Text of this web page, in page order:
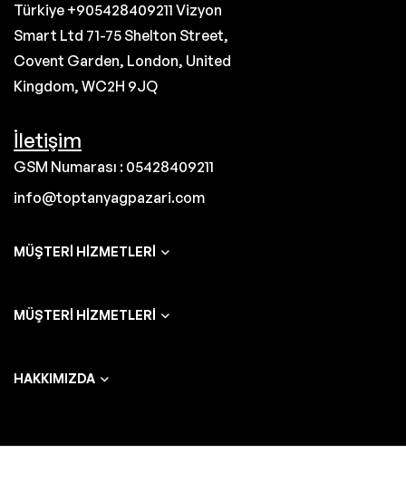
Türkiye +905428409211 Vizyon
Smart Ltd 71-75 Shelton Street,
Covent Garden, London, United
Kingdom, WC2H 9JQ
İletişim
GSM Numarası : 05428409211
info@toptanyagpazari.com
MÜŞTERI HIZMETLERI
MÜŞTERI HIZMETLERI
HAKKIMIZDA